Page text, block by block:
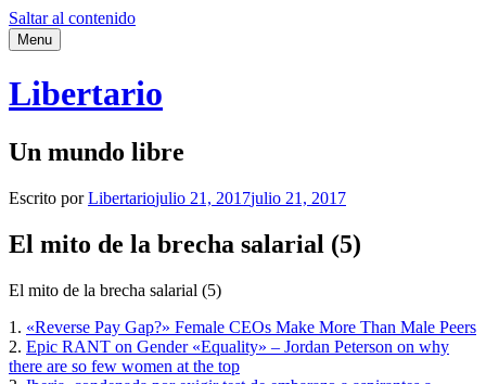
Saltar al contenido
Menu
Libertario
Un mundo libre
Escrito porLibertariojulio 21, 2017julio 21, 2017
El mito de la brecha salarial (5)
El mito de la brecha salarial (5)
1. «Reverse Pay Gap?» Female CEOs Make More Than Male Peers
2. Epic RANT on Gender «Equality» – Jordan Peterson on why
there are so few women at the top